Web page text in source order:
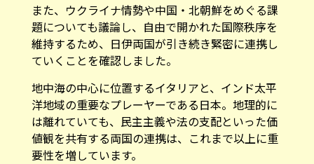
また、ウクライナ情勢や中国・北朝鮮をめぐる課
題についても議論し、自由で開かれた国際秩序を
維持するため、日伊両国が引き続き緊密に連携し
ていくことを確認しました。
地中海の中心に位置するイタリアと、インド太平
洋地域の重要なプレーヤーである日本。地理的に
は離れていても、民主主義や法の支配といった価
値観を共有する両国の連携は、これまで以上に重
要性を増しています。